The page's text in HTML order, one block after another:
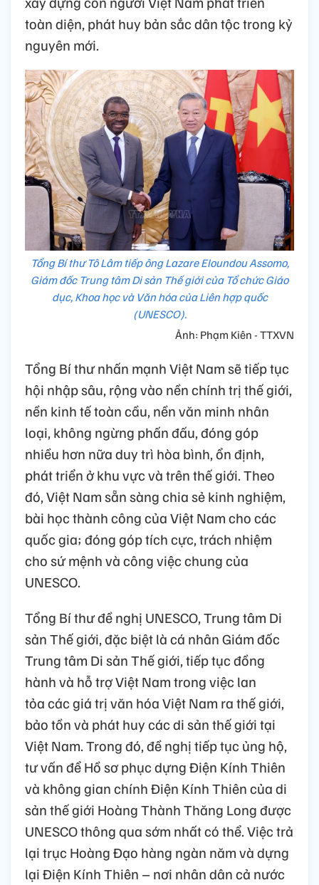
toàn diện, phát huy bản sắc dân tộc trong kỷ
nguyên mới.
Tổng Bí thư Tô Lâm tiếp ông Lazare Eloundou Assomo,
Giám đốc Trung tâm Di sản Thế giới của Tổ chức Giáo
dục, Khoa học và Văn hóa của Liên hợp quốc
(UNESCO).
Ảnh: Phạm Kiên - TTXVN
Tổng Bí thư nhấn mạnh Việt Nam sẽ tiếp tục
hội nhập sâu, rộng vào nền chính trị thế giới,
nền kinh tế toàn cầu, nền văn minh nhân
loại, không ngừng phấn đấu, đóng góp
nhiều hơn nữa duy trì hòa bình, ổn định,
phát triển ở khu vực và trên thế giới. Theo
đó, Việt Nam sẵn sàng chia sẻ kinh nghiệm,
bài học thành công của Việt Nam cho các
quốc gia; đóng góp tích cực, trách nhiệm
cho sứ mệnh và công việc chung của
UNESCO.
Tổng Bí thư đề nghị UNESCO, Trung tâm Di
sản Thế giới, đặc biệt là cá nhân Giám đốc
Trung tâm Di sản Thế giới, tiếp tục đồng
hành và hỗ trợ Việt Nam trong việc lan
tỏa các giá trị văn hóa Việt Nam ra thế giới,
bảo tồn và phát huy các di sản thế giới tại
Việt Nam. Trong đó, đề nghị tiếp tục ủng hộ,
tư vấn để Hồ sơ phục dựng Điện Kính Thiên
và không gian chính Điện Kính Thiên của di
sản thế giới Hoàng Thành Thăng Long được
UNESCO thông qua sớm nhất có thể. Việc trả
lại trục Hoàng Đạo hàng ngàn năm và dựng
lại Điện Kính Thiên – nơi nhân dân cả nước